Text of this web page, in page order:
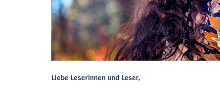
Liebe Leserinnen und Leser,